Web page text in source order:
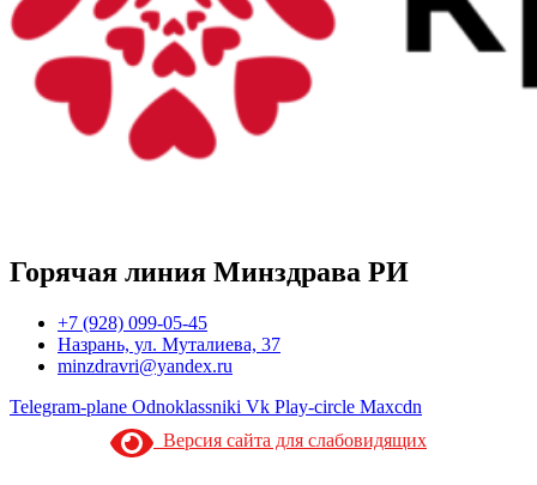
Горячая линия Минздрава РИ
+7 (928) 099-05-45
Назрань, ул. Муталиева, 37
minzdravri@yandex.ru
Telegram-plane Odnoklassniki Vk Play-circle Maxcdn
Версия сайта для слабовидящих